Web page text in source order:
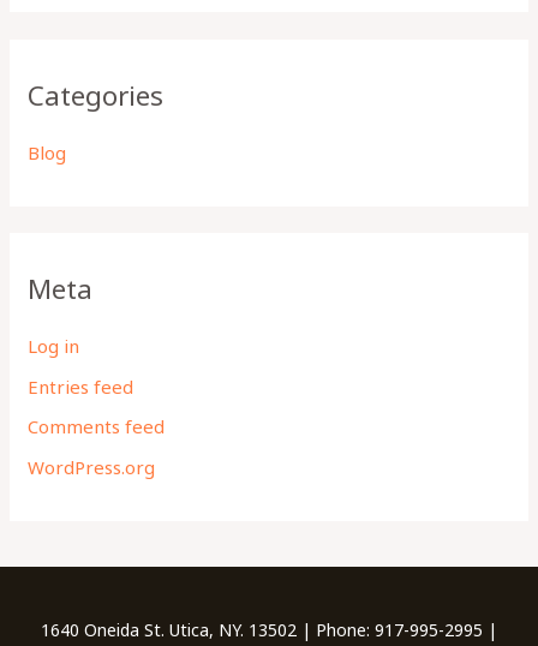
Categories
Blog
Meta
Log in
Entries feed
Comments feed
WordPress.org
1640 Oneida St. Utica, NY. 13502 | Phone: 917-995-2995 |